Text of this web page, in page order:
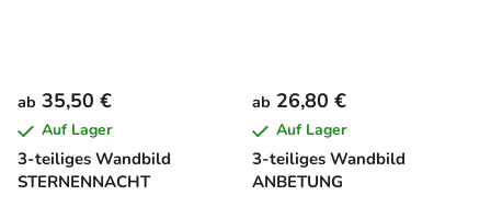
3-teiliges Wandbild
STERNENNACHT
ab 35,50 €
Auf Lager
3-teiliges Wandbild
ANBETUNG
ab 26,80 €
Auf Lager